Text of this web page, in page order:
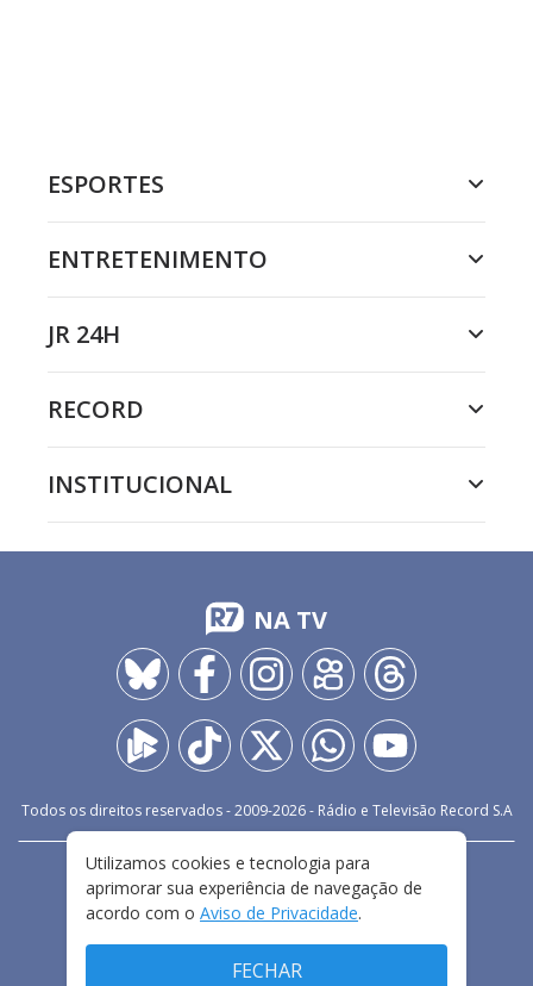
ESPORTES
ENTRETENIMENTO
JR 24H
RECORD
INSTITUCIONAL
NA TV
Todos os direitos reservados - 2009-2026- Rádio e Televisão Record S.A
FALE CONOSCO
PRIVACIDADE
TERMOS E CONDIÇÕES DE USO
Utilizamos cookies e tecnologia para
aprimorar sua experiência de navegação de
acordo com o Aviso de Privacidade.
FECHAR